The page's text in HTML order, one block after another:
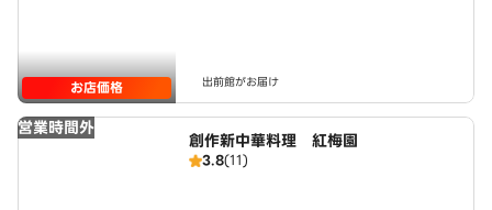
お店価格 出前館がお届け
営業時間外
創作新中華料理 紅梅園
3.8(11)